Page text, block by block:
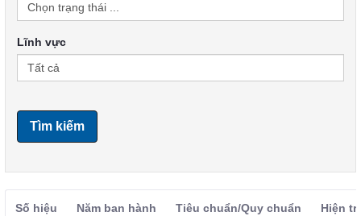
Lĩnh vực
Tìm kiếm
Số hiệu Năm ban hành Tiêu chuẩn/Quy chuẩn Hiện